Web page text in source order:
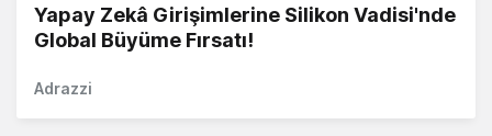
Yapay Zekâ Girişimlerine Silikon Vadisi'nde
Global Büyüme Fırsatı!
Adrazzi